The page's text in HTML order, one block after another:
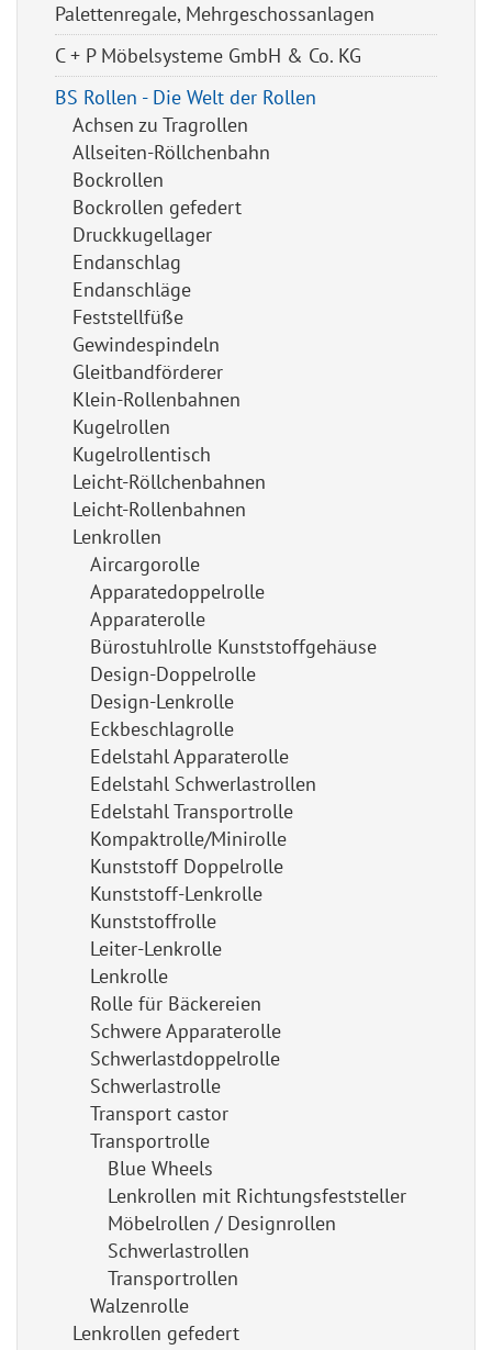
Palettenregale, Mehrgeschossanlagen
C + P Möbelsysteme GmbH & Co. KG
BS Rollen - Die Welt der Rollen
Achsen zu Tragrollen
Allseiten-Röllchenbahn
Bockrollen
Bockrollen gefedert
Druckkugellager
Endanschlag
Endanschläge
Feststellfüße
Gewindespindeln
Gleitbandförderer
Klein-Rollenbahnen
Kugelrollen
Kugelrollentisch
Leicht-Röllchenbahnen
Leicht-Rollenbahnen
Lenkrollen
Aircargorolle
Apparatedoppelrolle
Apparaterolle
Bürostuhlrolle Kunststoffgehäuse
Design-Doppelrolle
Design-Lenkrolle
Eckbeschlagrolle
Edelstahl Apparaterolle
Edelstahl Schwerlastrollen
Edelstahl Transportrolle
Kompaktrolle/Minirolle
Kunststoff Doppelrolle
Kunststoff-Lenkrolle
Kunststoffrolle
Leiter-Lenkrolle
Lenkrolle
Rolle für Bäckereien
Schwere Apparaterolle
Schwerlastdoppelrolle
Schwerlastrolle
Transport castor
Transportrolle
Blue Wheels
Lenkrollen mit Richtungsfeststeller
Möbelrollen / Designrollen
Schwerlastrollen
Transportrollen
Walzenrolle
Lenkrollen gefedert